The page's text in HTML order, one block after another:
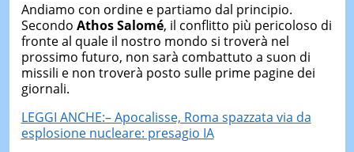
Andiamo con ordine e partiamo dal principio.
Secondo AthosSalomé, il conflitto più pericoloso di
fronte al quale il nostro mondo si troverà nel
prossimo futuro, non sarà combattuto a suon di
missili e non troverà posto sulle prime pagine dei
giornali.
LEGGI ANCHE:– Apocalisse, Roma spazzata via da
esplosione nucleare: presagio IA